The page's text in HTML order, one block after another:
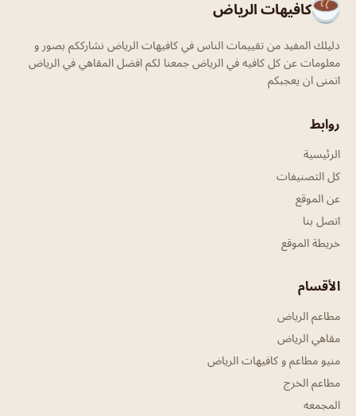
كافيهات الرياض
دليلك المفيد من تقييمات الناس في كافيهات الرياض نشارككم بصور و
معلومات عن كل كافيه في الرياض جمعنا لكم افضل المقاهي في الرياض
اتمنى ان يعجبكم
روابط
الرئيسية
كل التصنيفات
عن الموقع
اتصل بنا
خريطة الموقع
الأقسام
مطاعم الرياض
مقاهي الرياض
منيو مطاعم و كافيهات الرياض
مطاعم الخرج
المجمعه